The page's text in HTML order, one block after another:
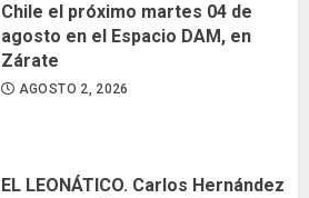
Chile el próximo martes 04 de
agosto en el Espacio DAM, en
Zárate
AGOSTO 2, 2026
EL LEONÁTICO. Carlos Hernández